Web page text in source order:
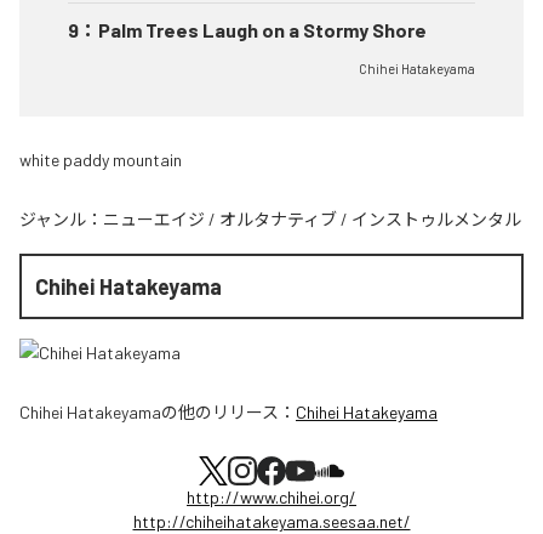
9 ： Palm Trees Laugh on a Stormy Shore
Chihei Hatakeyama
white paddy mountain
ジャンル： ニューエイジ / オルタナティブ / インストゥルメンタル
Chihei Hatakeyama
Chihei Hatakeyamaの他のリリース： Chihei Hatakeyama
http://www.chihei.org/
http://chiheihatakeyama.seesaa.net/